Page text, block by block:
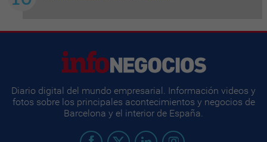
Diario digital del mundo empresarial. Información videos y
fotos sobre los principales acontecimientos y negocios de
Barcelona y el interior de España.